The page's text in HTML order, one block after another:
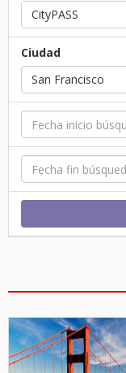
CityPASS
Ciudad
San Francisco